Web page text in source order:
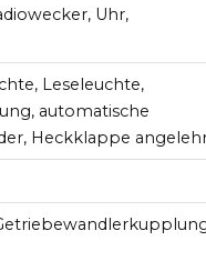
Uhr,
Leseleuchte,
automatische
Heckklappe